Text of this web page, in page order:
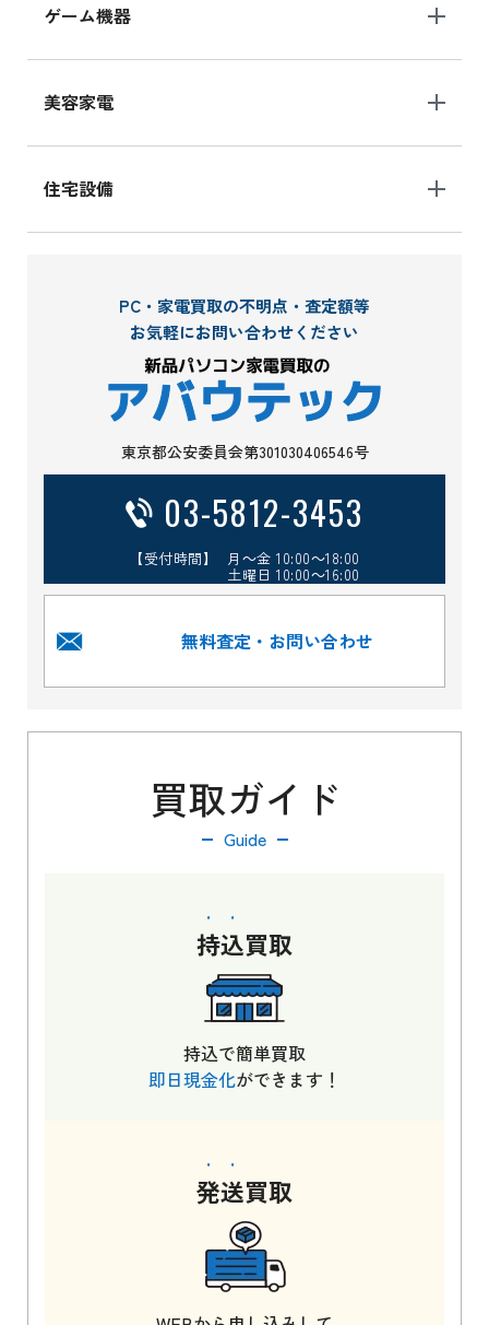
ゲーム機器
美容家電
住宅設備
PC・家電買取の不明点・査定額等
お気軽にお問い合わせください
東京都公安委員会第301030406546号
03-5812-3453
【受付時間】 月～金 10:00～18:00
土曜日 10:00～16:00
無料査定・お問い合わせ
買取ガイド
Guide
持込買取
持込で簡単買取
即日現金化ができます！
発送買取